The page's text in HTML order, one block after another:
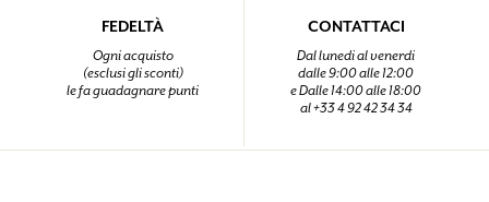
FEDELTÀ
Ogni acquisto
(esclusi gli sconti)
le fa guadagnare punti
CONTATTACI
Dal lunedi al venerdi
dalle 9:00 alle 12:00
e Dalle 14:00 alle 18:00
al +33 4 92 42 34 34